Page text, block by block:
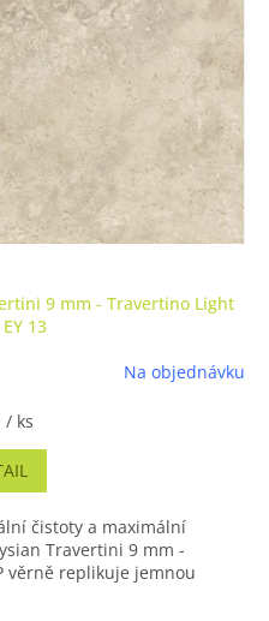
9 mm - Travertino Light
13
Na objednávku
/ ks
čistoty a maximální
Travertini 9 mm -
věrně replikuje jemnou